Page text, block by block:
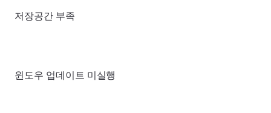
저장공간 부족
윈도우 업데이트 미실행